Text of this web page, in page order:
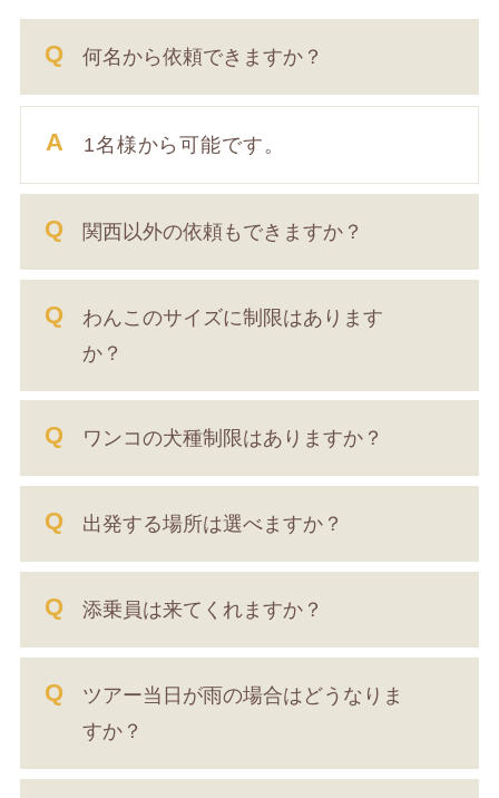
何名から依頼できますか？
1名様から可能です。
関西以外の依頼もできますか？
わんこのサイズに制限はあります
か？
ワンコの犬種制限はありますか？
出発する場所は選べますか？
添乗員は来てくれますか？
ツアー当日が雨の場合はどうなりま
すか？